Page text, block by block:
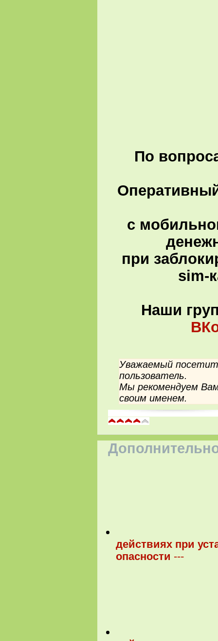
По
с
при
sim-
Наши
Уважаемый
пользователь.
Мы рекомендуем
своим именем.
действиях при
опасности ---